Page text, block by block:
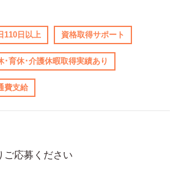
110日以上 資格取得サポート
･育休･介護休暇取得実績あり
費支給
ご応募ください